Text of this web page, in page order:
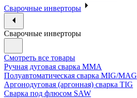
Сварочные инверторы
Сварочные инверторы
Смотреть все товары
Ручная дуговая сварка MMA
Полуавтоматическая сварка MIG/MAG
Аргонодуговая (аргонная) сварка TIG
Сварка под флюсом SAW